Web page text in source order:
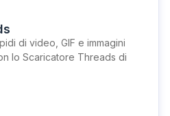
di video, GIF e immagini
lo Scaricatore Threads di